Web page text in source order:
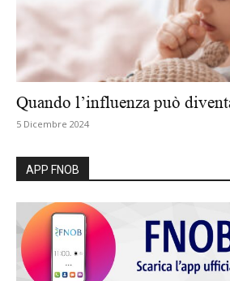
Quando l’influenza può
5 Dicembre 2024
APP FNOB